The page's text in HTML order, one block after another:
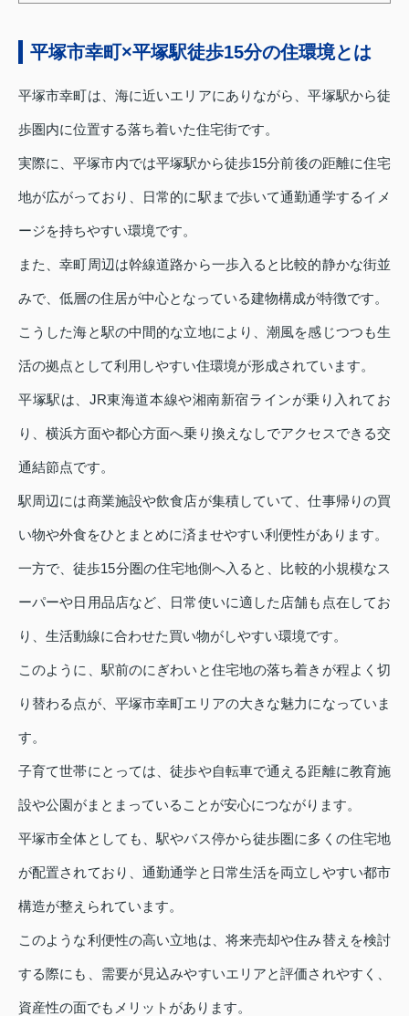
平塚市幸町×平塚駅徒歩15分の住環境とは
平塚市幸町は、海に近いエリアにありながら、平塚駅から徒
歩圏内に位置する落ち着いた住宅街です。
実際に、平塚市内では平塚駅から徒歩15分前後の距離に住宅
地が広がっており、日常的に駅まで歩いて通勤通学するイメ
ージを持ちやすい環境です。
また、幸町周辺は幹線道路から一歩入ると比較的静かな街並
みで、低層の住居が中心となっている建物構成が特徴です。
こうした海と駅の中間的な立地により、潮風を感じつつも生
活の拠点として利用しやすい住環境が形成されています。
平塚駅は、JR東海道本線や湘南新宿ラインが乗り入れてお
り、横浜方面や都心方面へ乗り換えなしでアクセスできる交
通結節点です。
駅周辺には商業施設や飲食店が集積していて、仕事帰りの買
い物や外食をひとまとめに済ませやすい利便性があります。
一方で、徒歩15分圏の住宅地側へ入ると、比較的小規模なス
ーパーや日用品店など、日常使いに適した店舗も点在してお
り、生活動線に合わせた買い物がしやすい環境です。
このように、駅前のにぎわいと住宅地の落ち着きが程よく切
り替わる点が、平塚市幸町エリアの大きな魅力になっていま
す。
子育て世帯にとっては、徒歩や自転車で通える距離に教育施
設や公園がまとまっていることが安心につながります。
平塚市全体としても、駅やバス停から徒歩圏に多くの住宅地
が配置されており、通勤通学と日常生活を両立しやすい都市
構造が整えられています。
このような利便性の高い立地は、将来売却や住み替えを検討
する際にも、需要が見込みやすいエリアと評価されやすく、
資産性の面でもメリットがあります。